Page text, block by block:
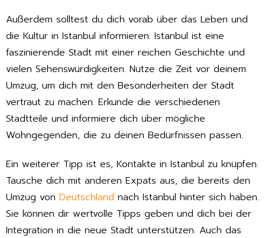
Außerdem solltest du dich vorab über das Leben und
die Kultur in Istanbul informieren. Istanbul ist eine
faszinierende Stadt mit einer reichen Geschichte und
vielen Sehenswürdigkeiten. Nutze die Zeit vor deinem
Umzug, um dich mit den Besonderheiten der Stadt
vertraut zu machen. Erkunde die verschiedenen
Stadtteile und informiere dich über mögliche
Wohngegenden, die zu deinen Bedürfnissen passen.
Ein weiterer Tipp ist es, Kontakte in Istanbul zu knüpfen.
Tausche dich mit anderen Expats aus, die bereits den
Umzug von Deutschland nach Istanbul hinter sich haben.
Sie können dir wertvolle Tipps geben und dich bei der
Integration in die neue Stadt unterstützen. Auch das